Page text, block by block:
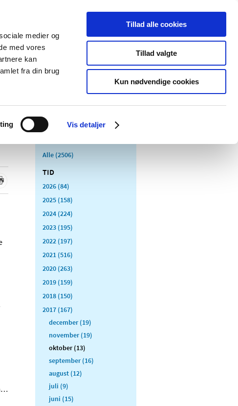
medier og
med vores
kan
fra din brug
Vis detaljer
Tillad alle cookies
Tillad valgte
Kun nødvendige cookies
Udgivelser
Medicinsk
Særlige
produktområder
…
Alle (2506)
TID
2026 (84)
2025 (158)
2024 (224)
2023 (195)
2022 (197)
2021 (516)
2020 (263)
2019 (159)
2018 (150)
2017 (167)
december (19)
november (19)
oktober (13)
september (16)
august (12)
juli (9)
juni (15)